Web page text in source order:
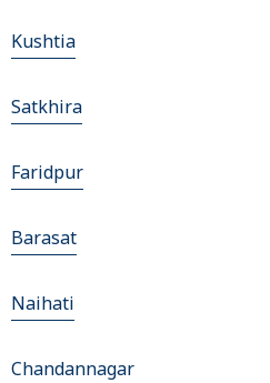
Kushtia
Satkhira
Faridpur
Barasat
Naihati
Chandannagar